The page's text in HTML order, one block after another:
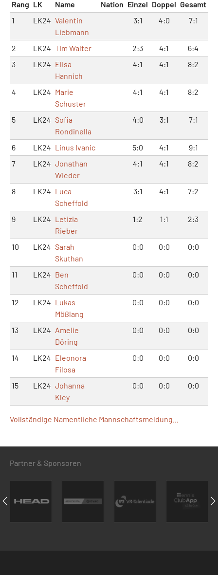
Rang LK Name Nation Einzel Doppel Gesamt
1
LK24 Valentin
Liebmann
3:1 4:0 7:1
2 LK24 Tim Walter 2:3 4:1
6:4
3
LK24 Elisa
Hannich
4:1 4:1 8:2
4 LK24 Marie
Schuster
4:1 4:1 8:2
5 LK24 Sofia
Rondinella
4:0 3:1 7:1
6 LK24 Linus Ivanic 5:0 4:1
9:1
7
LK24 Jonathan
Wieder
4:1 4:1 8:2
8 LK24 Luca
Scheffold
3:1 4:1 7:2
9 LK24 Letizia
Rieber
1:2 1:1 2:3
10 LK24 Sarah
Skuthan
0:0 0:0 0:0
11 LK24 Ben
Scheffold
0:0 0:0 0:0
12 LK24 Lukas
Mößlang
0:0 0:0 0:0
13 LK24 Amelie
Döring
0:0 0:0 0:0
14 LK24 Eleonora
Filosa
0:0 0:0 0:0
15 LK24 Johanna
Kley
0:0 0:0 0:0
Vollständige Namentliche Mannschaftsmeldung...
Partner & Sponsoren